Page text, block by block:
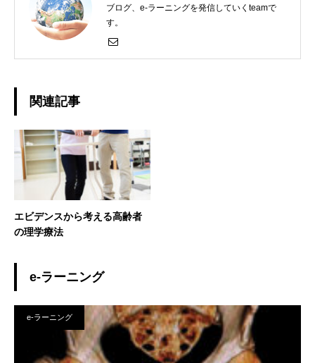
ブログ、e-ラーニングを発信していくteamで
す。
関連記事
エビデンスから考える高齢者
の理学療法
e-ラーニング
e-ラーニング